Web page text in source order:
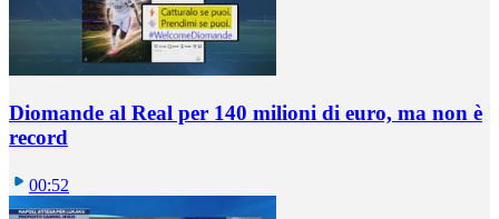
Diomande al Real per 140 milioni di euro, ma non è
record
00:52